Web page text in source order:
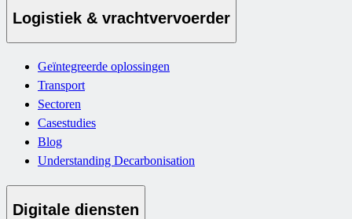
Logistiek & vrachtvervoerder
Geïntegreerde oplossingen
Transport
Sectoren
Casestudies
Blog
Understanding Decarbonisation
Digitale diensten